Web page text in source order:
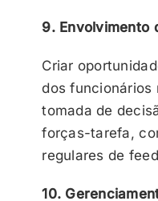
9. Envolvimento
Criar
dos funcionários
tomada de
forças-tarefa,
regulares de
10.